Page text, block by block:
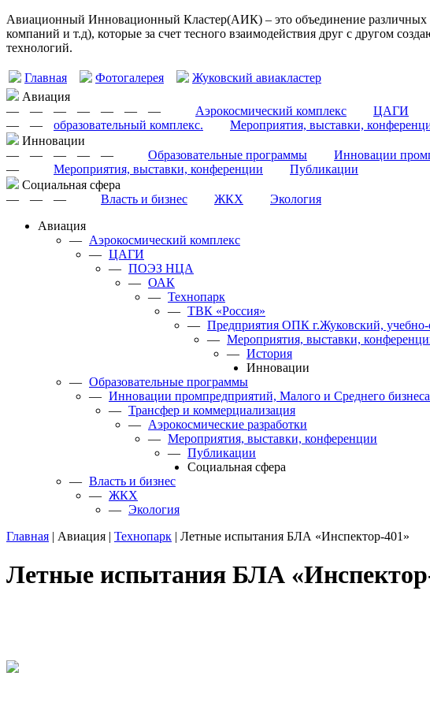
Авиационный Инновационный Кластер(АИК) – это объединение различных
компаний и т.д), которые за счет тесного взаимодействия друг с другом
технологий.
Главная Фотогалерея
Жуковский авиакластер
Авиация
—
Аэрокосмический комплекс
— ЦАГИ
— — — — —
образовательный комплекс.
— Мероприятия, выставки,
—
Инновации
—
Образовательные программы
— Инновации
— —
—
Мероприятия, выставки, конференции
—
Публикации
Cоциальная сфера
—
Власть и бизнес
— ЖКХ
—
Экология
Авиация
— Аэрокосмический комплекс
— ЦАГИ
— ПОЭЗ НЦА
— ОАК
— Технопарк
— ТВК «Россия»
— Предприятия ОПК г.Жуковский, учебно-
— Мероприятия, выставки,
— История
Инновации
— Образовательные программы
— Инновации промпредприятий, Малого и Среднего
— Трансфер и коммерциализация
— Аэрокосмические разработки
— Мероприятия, выставки, конференции
— Публикации
Cоциальная сфера
— Власть и бизнес
— ЖКХ
— Экология
Главная | Авиация | Технопарк | Летные испытания БЛА «Инспектор-401»
Летные испытания БЛА